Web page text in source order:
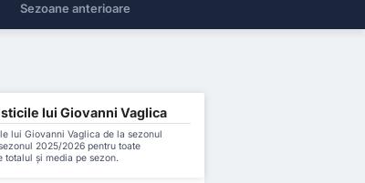
Sezoane anterioare
lui Giovanni Vaglica
lui Giovanni Vaglica de la sezonul
2025/2026 pentru toate
totalul și media pe sezon.